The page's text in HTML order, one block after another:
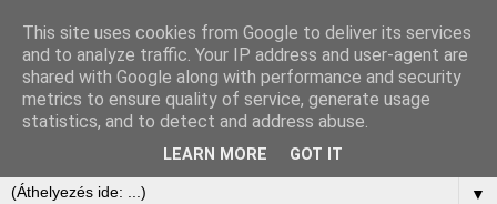
▼
This site uses cookies from Google to deliver its services
and to analyze traffic. Your IP address and user-agent are
shared with Google along with performance and security
metrics to ensure quality of service, generate usage
statistics, and to detect and address abuse.
LEARN MORE GOT IT